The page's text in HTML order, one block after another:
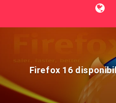
Firefox 16